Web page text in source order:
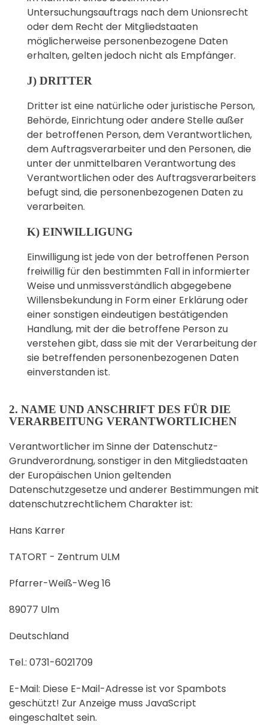
Untersuchungsauftrags nach dem Unionsrecht
oder dem Recht der Mitgliedstaaten
möglicherweise personenbezogene Daten
erhalten, gelten jedoch nicht als Empfänger.
J) DRITTER
Dritter ist eine natürliche oder juristische Person,
Behörde, Einrichtung oder andere Stelle außer
der betroffenen Person, dem Verantwortlichen,
dem Auftragsverarbeiter und den Personen, die
unter der unmittelbaren Verantwortung des
Verantwortlichen oder des Auftragsverarbeiters
befugt sind, die personenbezogenen Daten zu
verarbeiten.
K) EINWILLIGUNG
Einwilligung ist jede von der betroffenen Person
freiwillig für den bestimmten Fall in informierter
Weise und unmissverständlich abgegebene
Willensbekundung in Form einer Erklärung oder
einer sonstigen eindeutigen bestätigenden
Handlung, mit der die betroffene Person zu
verstehen gibt, dass sie mit der Verarbeitung der
sie betreffenden personenbezogenen Daten
einverstanden ist.
2. NAME UND ANSCHRIFT DES FÜR DIE
VERARBEITUNG VERANTWORTLICHEN
Verantwortlicher im Sinne der Datenschutz-
Grundverordnung, sonstiger in den Mitgliedstaaten
der Europäischen Union geltenden
Datenschutzgesetze und anderer Bestimmungen mit
datenschutzrechtlichem Charakter ist:
Hans Karrer
TATORT - Zentrum ULM
Pfarrer-Weiß-Weg 16
89077 Ulm
Deutschland
Tel.: 0731-6021709
E-Mail: Diese E-Mail-Adresse ist vor Spambots
geschützt! Zur Anzeige muss JavaScript
eingeschaltet sein.